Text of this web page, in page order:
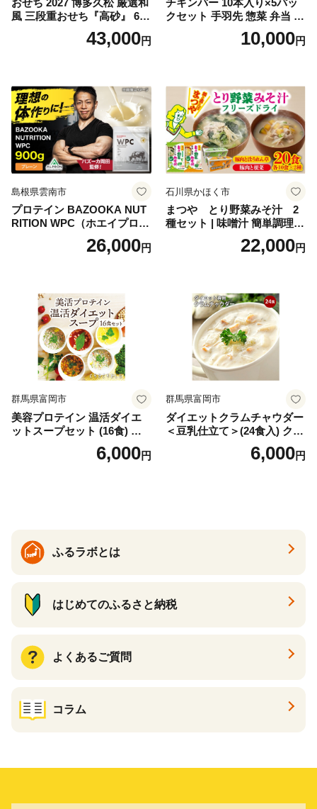
風 三段重おせち『高砂』 6.5
寸 3段重 2～3人前 おせち料
理 重箱 お正月 冷凍おせち 縁
ち 本格おせち おせち予約 年
末 年始 お取り寄せ 新春 贅沢
おせち こだわりおせち 惣菜
老舗おせち ふるさと納税お
せち 御節 お節料理 正月 調理
不要 おせち料理2027
43,000円
クセット 手羽先 惣菜 弁当 お
かず お酒 おつまみ ギフト キ
ャンプ アウトドア キャンプ
10,000円
島根県雲南市
プロテイン BAZOOKA NUT
RITION WPC（ホエイプロテ
イン）＜プレーン＞ 900g｜
バズーカ岡田監修・植物由来
ロン [AIEN005]
26,000円
石川県かほく市
まつや とり野菜みそ汁 2
種セット | 味噌汁 簡単調理
お味噌 おみそ みそ とり野菜
時短料理 時短ごはん ご当地
22,000円
群馬県富岡市
美容プロテイン 温活ダイエ
ットスープセット (16食) 小
分け スープ 食べ比べ セット
詰合せ クラムチャウダー チ
6,000円
群馬県富岡市
ダイエットクラムチャウダー
＜豆乳仕立て＞(24食入) クラ
ムチャウダー 豆乳 ダイエッ
ト スープ プロテイン たんぱ
6,000円
ふるラボとは
はじめてのふるさと納税
よくあるご質問
コラム